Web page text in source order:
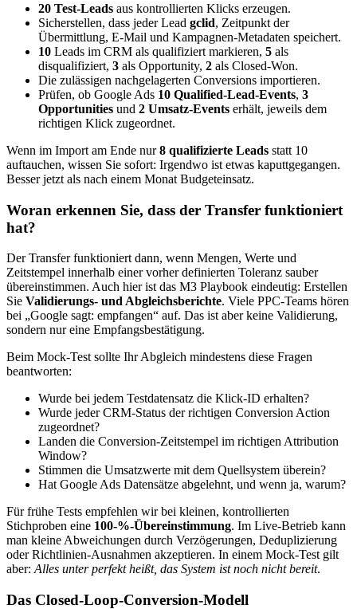
20 Test-Leads aus kontrollierten Klicks erzeugen.
Sicherstellen, dass jeder Lead gclid, Zeitpunkt der
Übermittlung, E-Mail und Kampagnen-Metadaten speichert.
10 Leads im CRM als qualifiziert markieren, 5 als
disqualifiziert, 3 als Opportunity, 2 als Closed-Won.
Die zulässigen nachgelagerten Conversions importieren.
Prüfen, ob Google Ads 10 Qualified-Lead-Events, 3
Opportunities und 2 Umsatz-Events erhält, jeweils dem
richtigen Klick zugeordnet.
Wenn im Import am Ende nur8 qualifizierte Leads statt 10
auftauchen, wissen Sie sofort: Irgendwo ist etwas kaputtgegangen.
Besser jetzt als nach einem Monat Budgeteinsatz.
Woran erkennen Sie, dass der Transfer funktioniert
hat?
Der Transfer funktioniert dann, wenn Mengen, Werte und
Zeitstempel innerhalb einer vorher definierten Toleranz sauber
übereinstimmen. Auch hier ist das M3 Playbook eindeutig: Erstellen
Sie Validierungs- und Abgleichsberichte. Viele PPC-Teams hören
bei „Google sagt: empfangen“ auf. Das ist aber keine Validierung,
sondern nur eine Empfangsbestätigung.
Beim Mock-Test sollte Ihr Abgleich mindestens diese Fragen
beantworten:
Wurde bei jedem Testdatensatz die Klick-ID erhalten?
Wurde jeder CRM-Status der richtigen Conversion Action
zugeordnet?
Landen die Conversion-Zeitstempel im richtigen Attribution
Window?
Stimmen die Umsatzwerte mit dem Quellsystem überein?
Hat Google Ads Datensätze abgelehnt, und wenn ja, warum?
Für frühe Tests empfehlen wir bei kleinen, kontrollierten
Stichproben eine 100-%-Übereinstimmung. Im Live-Betrieb kann
man kleine Abweichungen durch Verzögerungen, Deduplizierung
oder Richtlinien-Ausnahmen akzeptieren. In einem Mock-Test gilt
aber: Alles unter perfekt heißt, das System ist noch nicht bereit.
Das Closed-Loop-Conversion-Modell